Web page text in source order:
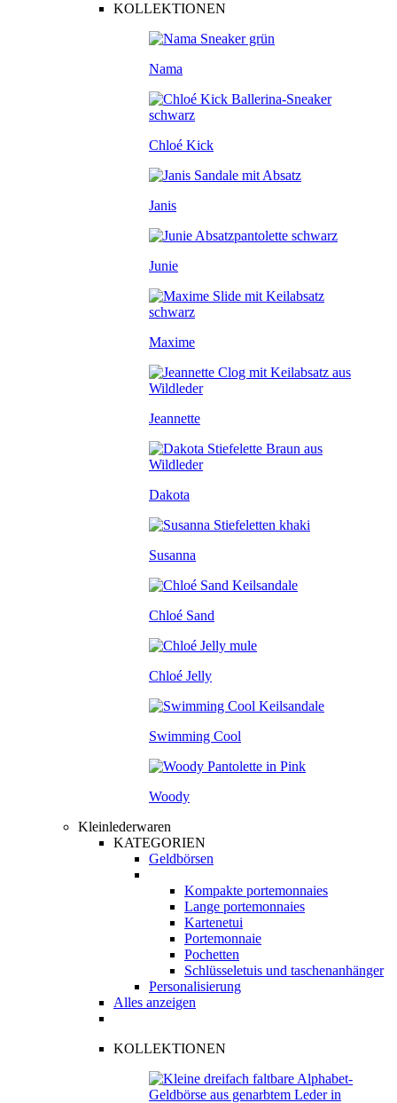
KOLLEKTIONEN
Nama
Chloé Kick
Janis
Junie
Maxime
Jeannette
Dakota
Susanna
Chloé Sand
Chloé Jelly
Swimming Cool
Woody
Kleinlederwaren
KATEGORIEN
Geldbörsen
Kompakte portemonnaies
Lange portemonnaies
Kartenetui
Portemonnaie
Pochetten
Schlüsseletuis und taschenanhänger
Personalisierung
Alles anzeigen
KOLLEKTIONEN